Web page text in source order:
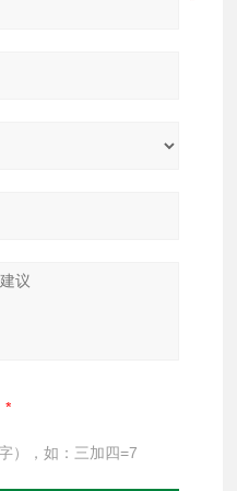
），如：三加四=7